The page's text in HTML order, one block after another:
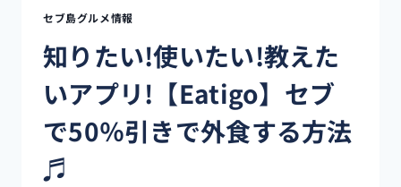
セブ島グルメ情報
知りたい!使いたい!教えた
いアプリ!【Eatigo】セブ
で50％引きで外食する方法
♬